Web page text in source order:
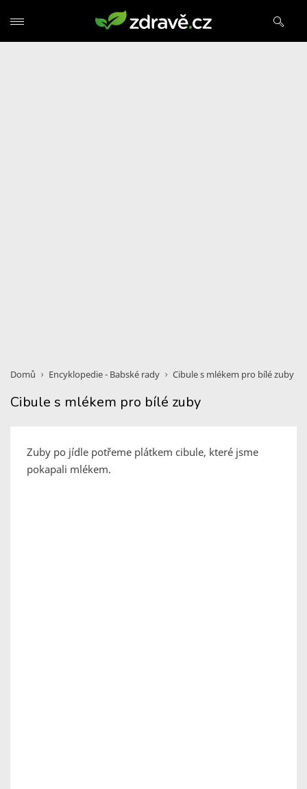
Domů Encyklopedie - Babské rady Cibule s mlékem pro bílé zuby
Cibule s mlékem pro bílé zuby
Zuby po jídle potřeme plátkem cibule, které jsme
pokapali mlékem.